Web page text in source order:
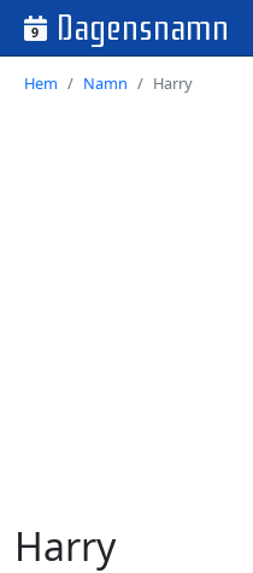
9 Dagensnamn
Hem Namn Harry
Harry